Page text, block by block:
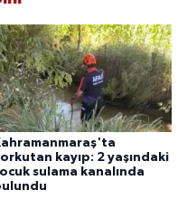
kayıp: 2 yaşındaki
sulama kanalında